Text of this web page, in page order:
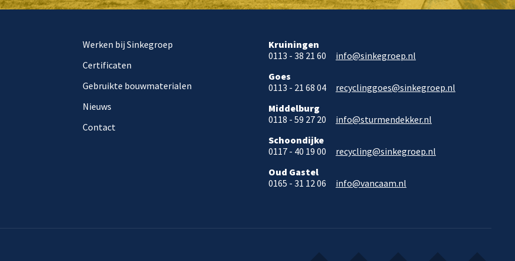
Werken bij Sinkegroep
Certificaten
Gebruikte bouwmaterialen
Nieuws
Contact
Kruiningen
0113 - 38 21 60
info@sinkegroep.nl
Goes
0113 - 21 68 04
recyclinggoes@sinkegroep.nl
Middelburg
0118 - 59 27 20
info@sturmendekker.nl
Schoondijke
0117 - 40 19 00
recycling@sinkegroep.nl
Oud Gastel
0165 - 31 12 06
info@vancaam.nl